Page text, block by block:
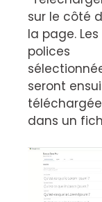
sur le côté
la page. Les
polices
seront
dans un